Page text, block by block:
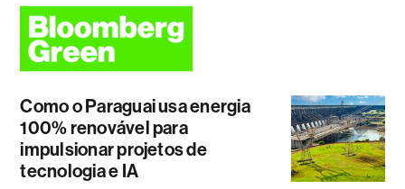
Como o Paraguai usa energia
100% renovável para
impulsionar projetos de
tecnologia e IA